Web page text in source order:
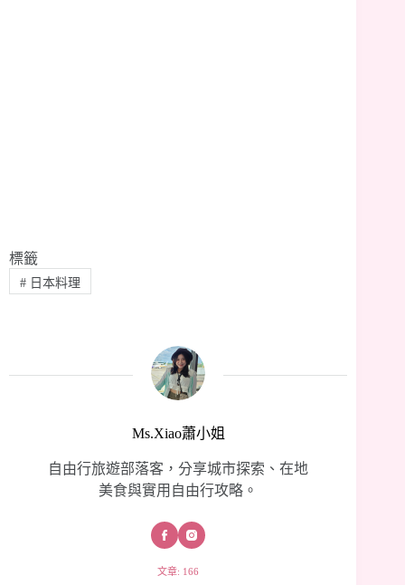
標籤
#日本料理
Ms.Xiao蕭小姐
自由行旅遊部落客，分享城市探索、在地
美食與實用自由行攻略。
文章: 166